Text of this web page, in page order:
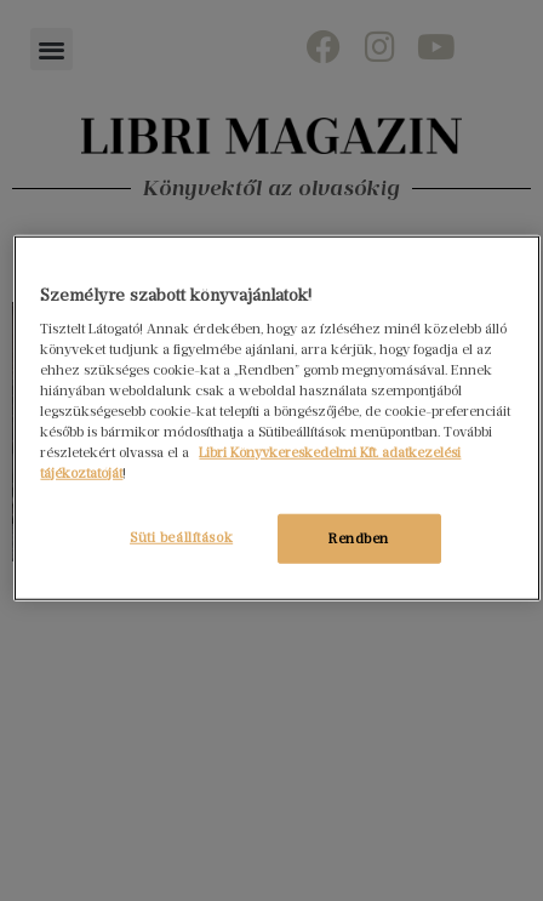
Könyvektől az olvasókig
Személyre szabott könyvajánlatok!
Tisztelt Látogató! Annak érdekében, hogy az ízléséhez minél közelebb álló
könyveket tudjunk a figyelmébe ajánlani, arra kérjük, hogy fogadja el az
ehhez szükséges cookie-kat a „Rendben” gomb megnyomásával. Ennek
hiányában weboldalunk csak a weboldal használata szempontjából
legszükségesebb cookie-kat telepíti a böngészőjébe, de cookie-preferenciáit
később is bármikor módosíthatja a Sütibeállítások menüpontban. További
részletekért olvassa el a
Libri Könyvkereskedelmi Kft. adatkezelési
tájékoztatóját!
Rendben
Süti beállítások